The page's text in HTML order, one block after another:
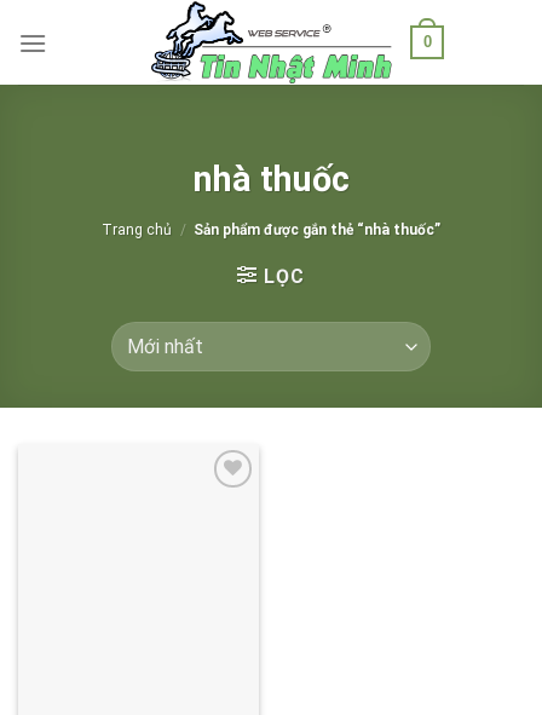
0
nhà thuốc
Trang chủ / Sản phẩm được gắn thẻ “nhà thuốc”
LỌC